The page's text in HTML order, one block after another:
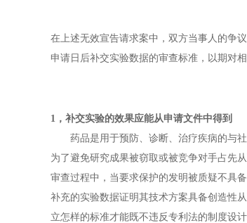
在上述无效宣告请求案中，双方当事人的争
申请日后补交实验数据的审查标准，以期对
1， 补交实验的效果应能从申请文件中得到
药品是用于预防、诊断、治疗疾病的与社
为了避免研究成果被窃取或被竞争对手占先
审查过程中，当要求保护的发明被质疑不具
补充的实验数据证明其技术方案具备创造性
立怎样的标准才能既不违反专利法的制度设